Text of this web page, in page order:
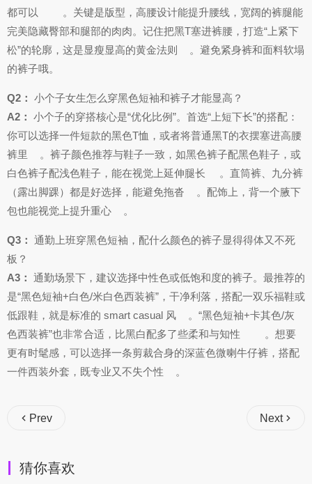
都可以
。关键是版型，高腰设计能提升腰线，宽阔的裤腿能
完美隐藏臀部和腿部的肉肉。记住把黑T塞进裤腰，打造“上紧下
松”的轮廓，这是显瘦显高的黄金法则
。避免紧身裤和面料软塌
的裤子哦。
Q2： 小个子女生怎么穿黑色短袖和裤子才能显高？
A2： 小个子的穿搭核心是“优化比例”。首选“上短下长”的搭配：
你可以选择一件短款的黑色T恤，或者将普通黑T的衣摆塞进高腰
裤里
。裤子颜色推荐与鞋子一致，如黑色裤子配黑色鞋子，或
白色裤子配浅色鞋子，能在视觉上延伸腿长
。直筒裤、九分裤
（露出脚踝）都是好选择，能避免拖沓
。配饰上，背一个腋下
包也能视觉上提升重心
。
Q3： 通勤上班穿黑色短袖，配什么颜色的裤子显得得体又不死
板？
A3： 通勤场景下，建议选择中性色或低饱和度的裤子。最推荐的
是“黑色短袖+白色/米白色西装裤”，干净利落，搭配一双乐福鞋或
低跟鞋，就是标准的 smart casual 风
。“黑色短袖+卡其色/灰
色西装裤”也非常合适，比黑白配多了些柔和与知性
。想要
更有时髦感，可以选择一条剪裁合身的深蓝色微喇牛仔裤，搭配
一件西装外套，既专业又不失个性
。
Prev Next
猜你喜欢